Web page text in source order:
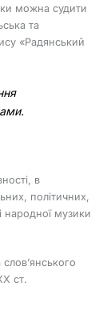
можна судити
та
«Радянський
в
політичних,
народної музики
ст.